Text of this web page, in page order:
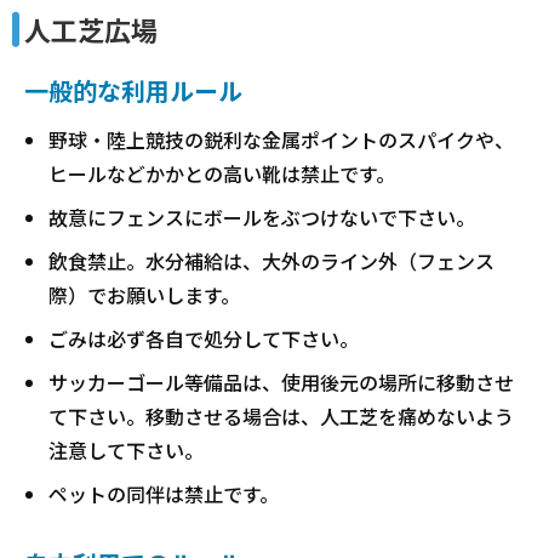
人工芝広場
一般的な利用ルール
野球・陸上競技の鋭利な金属ポイントのスパイクや、
ヒールなどかかとの高い靴は禁止です。
故意にフェンスにボールをぶつけないで下さい。
飲食禁止。水分補給は、大外のライン外（フェンス
際）でお願いします。
ごみは必ず各自で処分して下さい。
サッカーゴール等備品は、使用後元の場所に移動させ
て下さい。移動させる場合は、人工芝を痛めないよう
注意して下さい。
ペットの同伴は禁止です。